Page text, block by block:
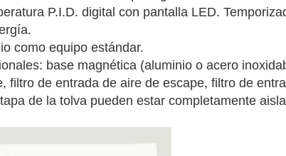
P.I.D. digital con pantalla LED.
equipo estándar.
base magnética (aluminio o acero
filtro de entrada de aire de escape, filtro de
de la tolva pueden estar completamente